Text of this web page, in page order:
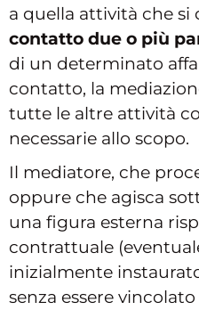
a quella attività che si
contatto due o più
di un determinato
contatto, la
tutte le altre attività
necessarie allo scopo.
Il mediatore, che
oppure che agisca
una figura esterna
contrattuale
inizialmente
senza essere